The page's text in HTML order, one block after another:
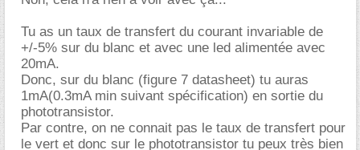
Tu as un taux de transfert du courant invariable de
+/-5% sur du blanc et avec une led alimentée avec
20mA.
Donc, sur du blanc (figure 7 datasheet) tu auras
1mA(0.3mA min suivant spécification) en sortie du
phototransistor.
Par contre, on ne connait pas le taux de transfert pour
le vert et donc sur le phototransistor tu peux très bien